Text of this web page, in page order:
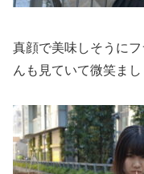
真顔で美味しそうに
んも見ていて微笑まし